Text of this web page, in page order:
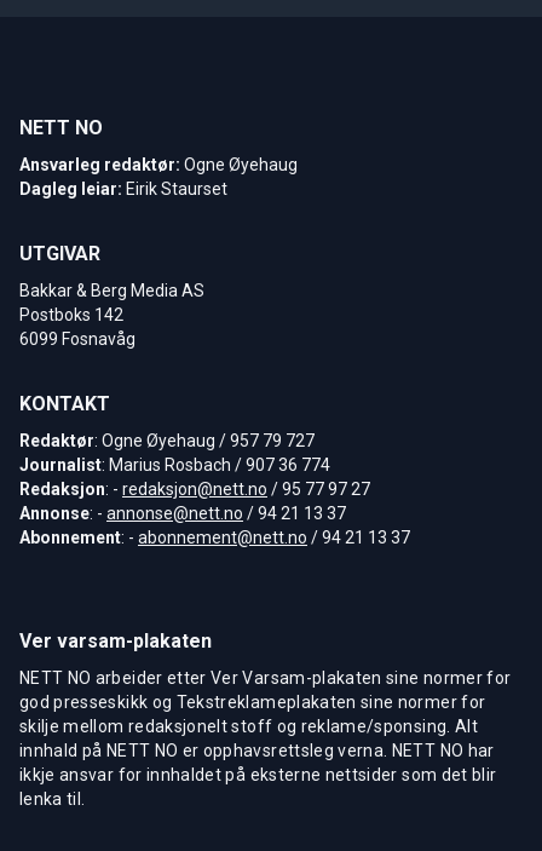
NETT NO
Ansvarleg redaktør: Ogne Øyehaug
Dagleg leiar: Eirik Staurset
UTGIVAR
Bakkar & Berg Media AS
Postboks 142
6099 Fosnavåg
KONTAKT
Redaktør: Ogne Øyehaug / 957 79 727
Journalist: Marius Rosbach / 907 36 774
Redaksjon: - redaksjon@nett.no / 95 77 97 27
Annonse: - annonse@nett.no / 94 21 13 37
Abonnement: - abonnement@nett.no / 94 21 13 37
Ver varsam-plakaten
NETT NO arbeider etter Ver Varsam-plakaten sine normer for
god presseskikk og Tekstreklameplakaten sine normer for
skilje mellom redaksjonelt stoff og reklame/sponsing. Alt
innhald på NETT NO er opphavsrettsleg verna. NETT NO har
ikkje ansvar for innhaldet på eksterne nettsider som det blir
lenka til.